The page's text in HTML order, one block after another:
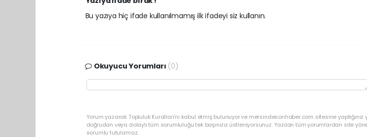
Bu yazıya hiç ifade kullanılmamış ilk ifadeyi siz kullanın.
Okuyucu Yorumları (0)
Yorum yazarak Topluluk Kuralları’nı kabul etmiş bulunuyor ve mersindesonhaber.com sitesine
doğrudan veya dolaylı tüm sorumluluğu tek başınıza üstleniyorsunuz. Yazılan tüm yorumlardan site
sorumlu tutulamaz.